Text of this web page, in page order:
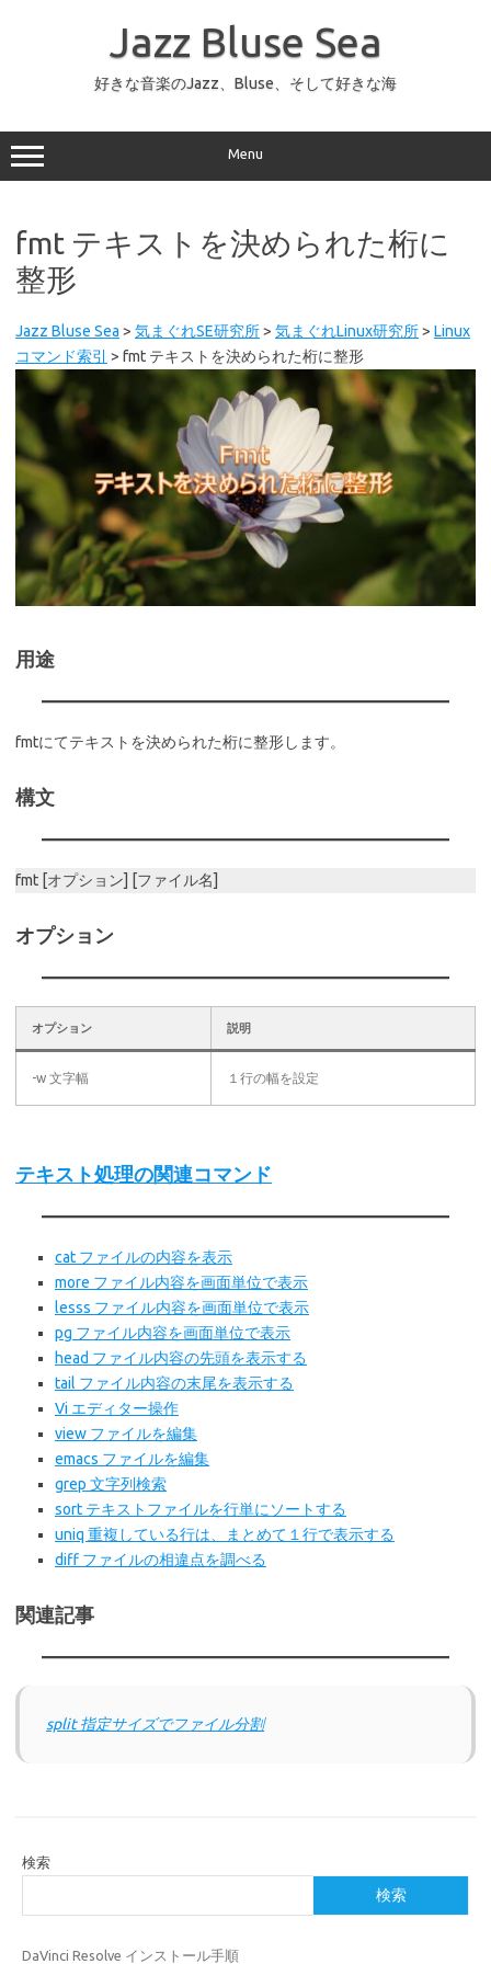
ッ
プ
Jazz Bluse Sea
好きな音楽のJazz、Bluse、そして好きな海
Menu
fmt テキストを決められた桁に
整形
Jazz Bluse Sea > 気まぐれSE研究所> 気まぐれLinux研究所> Linux
コマンド索引
> fmt テキストを決められた桁に整形
用途
fmtにてテキストを決められた桁に整形します。
構文
fmt [オプション] [ファイル名]
オプション
オプション 説明
-w 文字幅 １行の幅を設定
テキスト処理の関連コマンド
cat ファイルの内容を表示
more ファイル内容を画面単位で表示
lesss ファイル内容を画面単位で表示
pg ファイル内容を画面単位で表示
head ファイル内容の先頭を表示する
tail ファイル内容の末尾を表示する
Vi エディター操作
view ファイルを編集
emacs ファイルを編集
grep 文字列検索
sort テキストファイルを行単にソートする
uniq 重複している行は、まとめて１行で表示する
diff ファイルの相違点を調べる
関連記事
split 指定サイズでファイル分割
検索
検索
DaVinci Resolve インストール手順